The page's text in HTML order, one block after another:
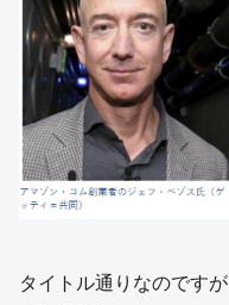
タイトル通りなのですが